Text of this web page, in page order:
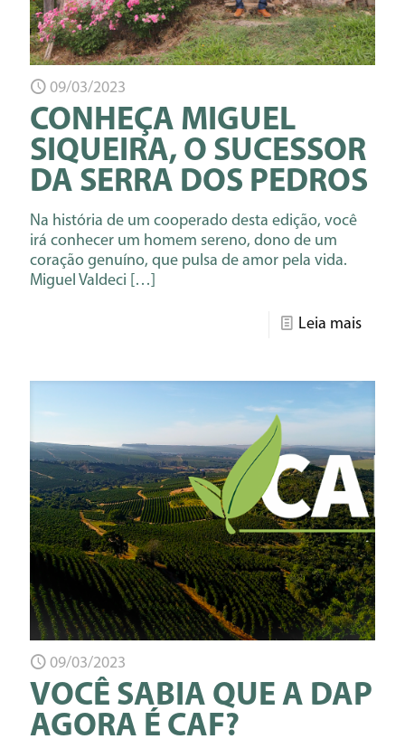
09/03/2023
CONHEÇA MIGUEL
SIQUEIRA, O SUCESSOR
DA SERRA DOS PEDROS
Na história de um cooperado desta edição, você
irá conhecer um homem sereno, dono de um
coração genuíno, que pulsa de amor pela vida.
Miguel Valdeci […]
Leia mais
09/03/2023
VOCÊ SABIA QUE A DAP
AGORA É CAF?